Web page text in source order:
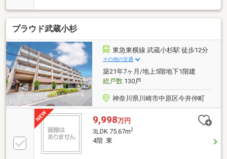
を始めてみようと思われたらまずは、お気軽に東宝ハ
ウス溝の口に相談してみませんか？何も決まっていな
くて大丈夫！まずはお客様の夢をお聞かせください！
「行って良かったね」と思っていただけるように、ス
タッフ一同いつでもお客様のお問合せをお待ちしてお
ります☆（※2025年11月住宅新報より抜粋）
プラウド武蔵小杉
東急東横線 武蔵小杉駅 徒歩12分
その他の交通
築21年7ヶ月/地上5階地下1階建
総戸数130戸
神奈川県川崎市中原区今井仲町
9,998万円
3LDK 75.67m2
4階 東